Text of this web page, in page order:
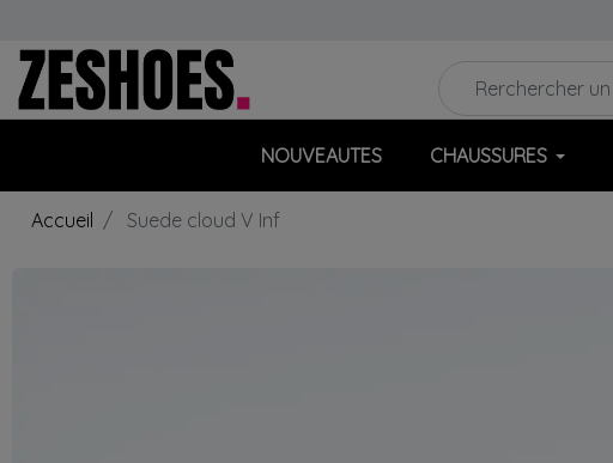
NOUVEAUTES CHAUSSURES
Accueil Suede cloud V Inf